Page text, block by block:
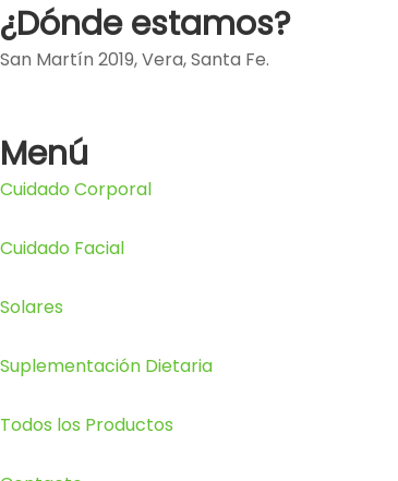
¿Dónde estamos?
San Martín 2019, Vera, Santa Fe.
Menú
Cuidado Corporal
Cuidado Facial
Solares
Suplementación Dietaria
Todos los Productos